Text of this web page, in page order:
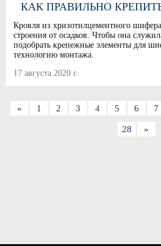
КАК ПРАВИЛЬНО
Кровля из хризотилцементного
строения от осадков. Чтобы она
подобрать крепежные элементы для
технологию монтажа.
17 августа 2020 г.
« 1 2 3 4 5 6 7
28 »